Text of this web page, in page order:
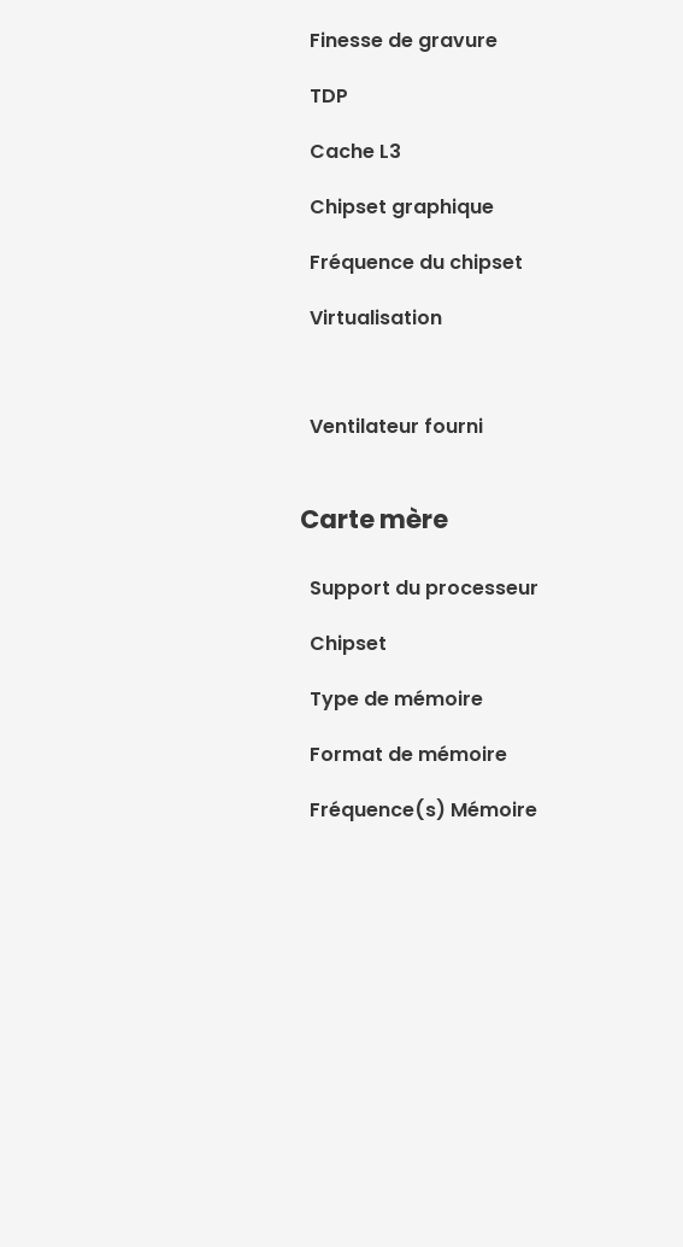
Finesse de gravure
TDP
Cache L3
Chipset graphique
Fréquence du chipset
Virtualisation
Ventilateur fourni
Carte mère
Support du processeur
Chipset
Type de mémoire
Format de mémoire
Fréquence(s) Mémoire